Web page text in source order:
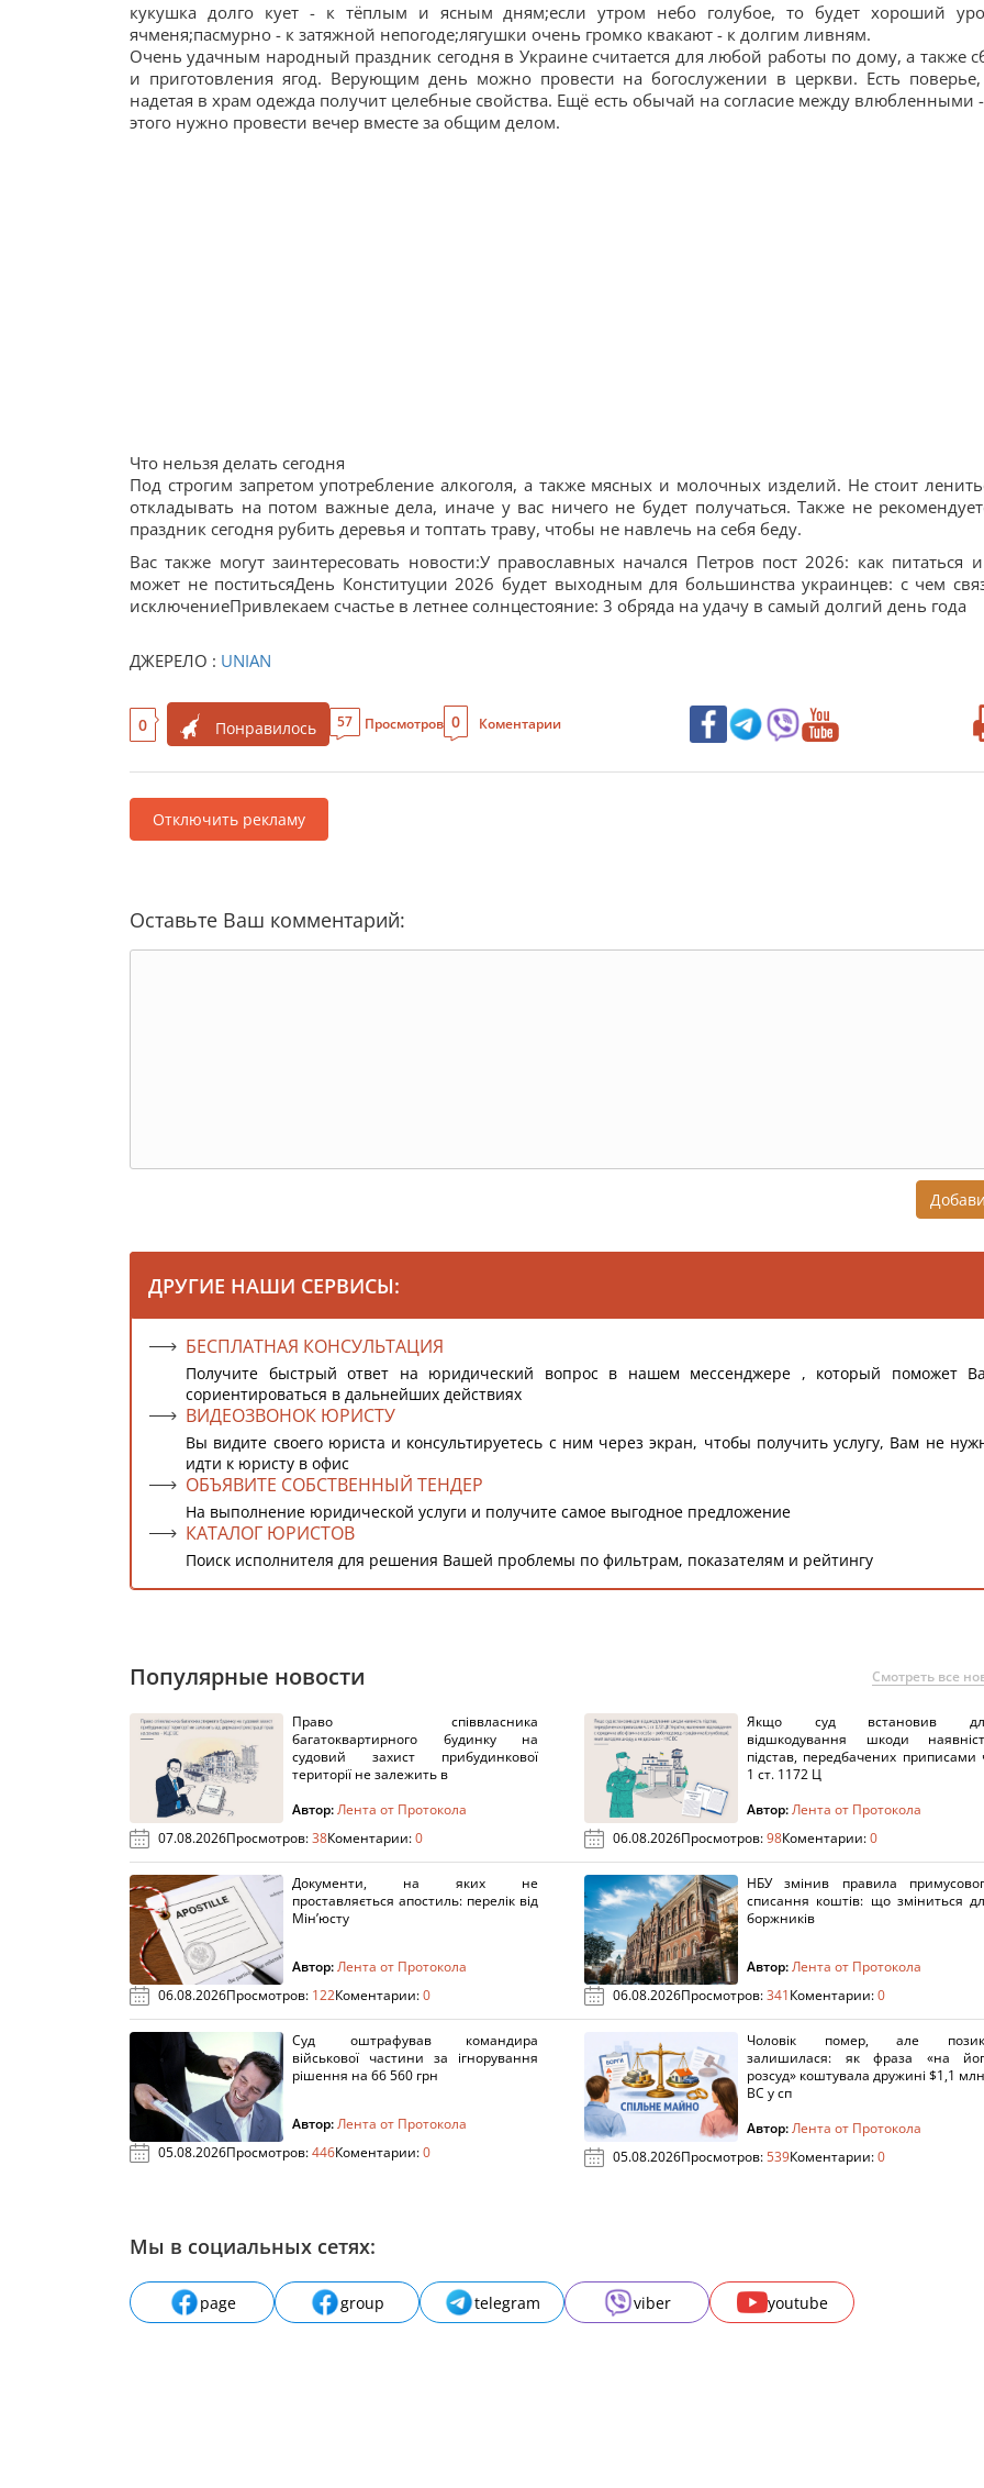
кукушка долго кует - к тёплым и ясным дням;если утром небо голубое, то будет хороший
ячменя;пасмурно - к затяжной непогоде;лягушки очень громко квакают - к долгим ливням.
Очень удачным народный праздник сегодня в Украине считается для любой работы по дому, а также
и приготовления ягод. Верующим день можно провести на богослужении в церкви. Есть
надетая в храм одежда получит целебные свойства. Ещё есть обычай на согласие между влюбленными
этого нужно провести вечер вместе за общим делом.
Что нельзя делать сегодня
Под строгим запретом употребление алкоголя, а также мясных и молочных изделий. Не стоит
откладывать на потом важные дела, иначе у вас ничего не будет получаться. Также не
праздник сегодня рубить деревья и топтать траву, чтобы не навлечь на себя беду.
Вас также могут заинтересовать новости:У православных начался Петров пост 2026: как питаться
может не поститьсяДень Конституции 2026 будет выходным для большинства украинцев: с чем
исключениеПривлекаем счастье в летнее солнцестояние: 3 обряда на удачу в самый долгий день года
ДЖЕРЕЛО : UNIAN
0 Понравилось 57 Просмотров 0 Коментарии
Отключить рекламу
Оставьте Ваш комментарий:
ДРУГИЕ НАШИ СЕРВИСЫ:
БЕСПЛАТНАЯ КОНСУЛЬТАЦИЯ
Получите быстрый ответ на юридический вопрос в нашем мессенджере , который поможет
сориентироваться в дальнейших действиях
ВИДЕОЗВОНОК ЮРИСТУ
Вы видите своего юриста и консультируетесь с ним через экран, чтобы получить услугу, Вам не
идти к юристу в офис
ОБЪЯВИТЕ СОБСТВЕННЫЙ ТЕНДЕР
На выполнение юридической услуги и получите самое выгодное предложение
КАТАЛОГ ЮРИСТОВ
Поиск исполнителя для решения Вашей проблемы по фильтрам, показателям и рейтингу
Популярные новости Смотреть все
Право співвласника
багатоквартирного будинку на
судовий захист прибудинкової
території не залежить в
Автор:Лента от Протокола
07.08.2026Просмотров:38Коментарии:0
Якщо суд встановив
відшкодування шкоди
підстав, передбачених приписами
1 ст. 1172 Ц
Автор:Лента от Протокола
06.08.2026Просмотров:98Коментарии:0
Документи, на яких не
проставляється апостиль: перелік від
Мін’юсту
Автор:Лента от Протокола
06.08.2026Просмотров: 122Коментарии:0
НБУ змінив правила
списання коштів: що зміниться
боржників
Автор:Лента от Протокола
06.08.2026Просмотров:341Коментарии:0
Суд оштрафував командира
військової частини за ігнорування
рішення на 66 560 грн
Автор:Лента от Протокола
05.08.2026Просмотров:446Коментарии:0
Чоловік помер, але
залишилася: як фраза «на
розсуд» коштувала дружині $1,1
ВС у сп
Автор:Лента от Протокола
05.08.2026Просмотров:539Коментарии:0
Мы в социальных сетях:
page group telegram viber youtube